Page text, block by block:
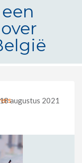
18 augustus 2021